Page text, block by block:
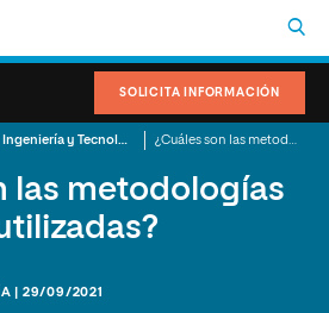
SOLICITA INFORMACIÓN
Ingeniería y Tecnología
las metodologías
| 29/09/2021